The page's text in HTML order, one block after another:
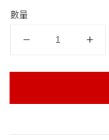
數量